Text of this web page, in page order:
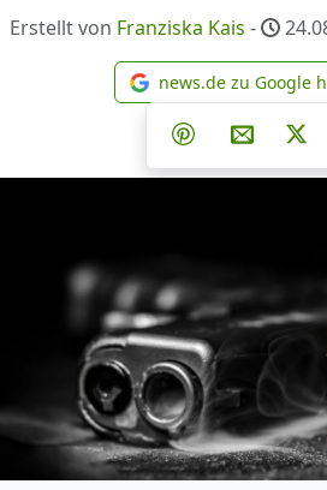
Erstellt von Franziska Kais -
news.de zu Google
Teilen aufTeilen
Teilen auf
Per E-